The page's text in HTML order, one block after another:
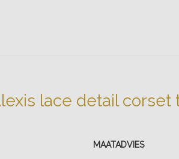
lace detail corset
MAATADVIES